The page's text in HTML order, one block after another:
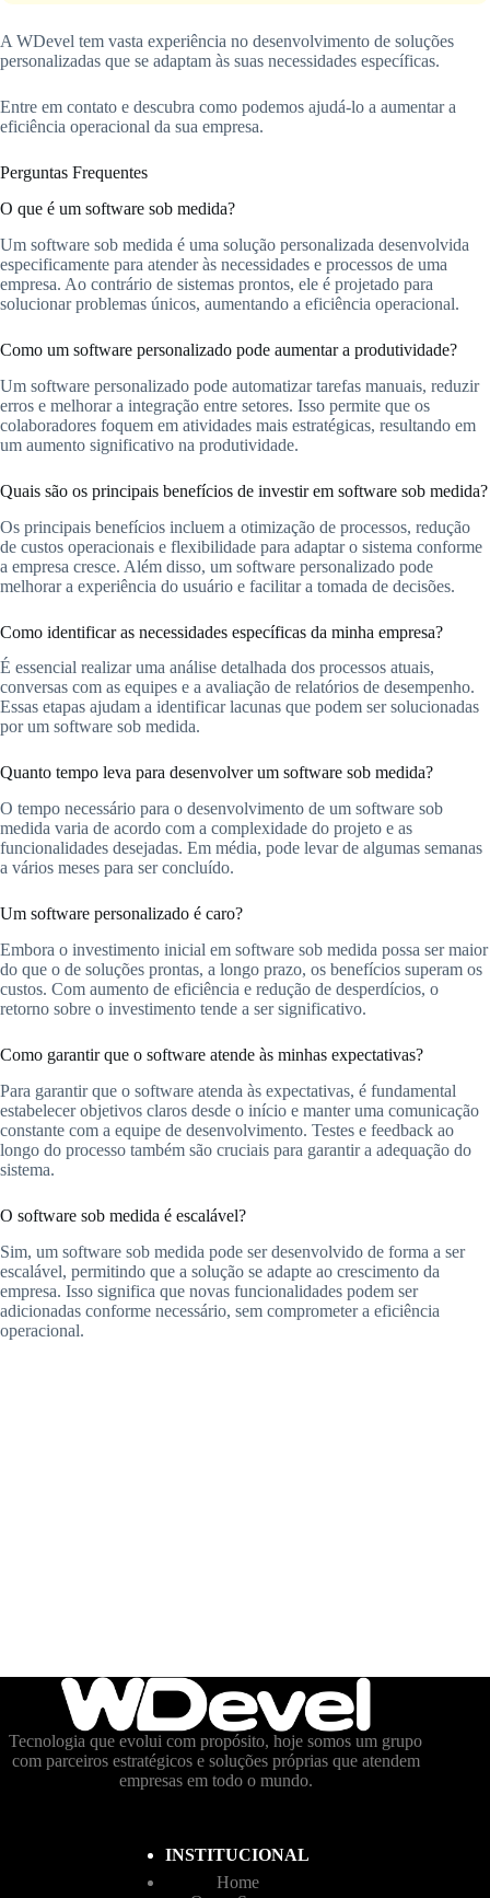
A WDevel tem vasta experiência no desenvolvimento de soluções
personalizadas que se adaptam às suas necessidades específicas.
Entre em contato e descubra como podemos ajudá-lo a aumentar a
eficiência operacional da sua empresa.
Perguntas Frequentes
O que é um software sob medida?
Um software sob medida é uma solução personalizada desenvolvida
especificamente para atender às necessidades e processos de uma
empresa. Ao contrário de sistemas prontos, ele é projetado para
solucionar problemas únicos, aumentando a eficiência operacional.
Como um software personalizado pode aumentar a produtividade?
Um software personalizado pode automatizar tarefas manuais, reduzir
erros e melhorar a integração entre setores. Isso permite que os
colaboradores foquem em atividades mais estratégicas, resultando em
um aumento significativo na produtividade.
Quais são os principais benefícios de investir em software sob medida?
Os principais benefícios incluem a otimização de processos, redução
de custos operacionais e flexibilidade para adaptar o sistema conforme
a empresa cresce. Além disso, um software personalizado pode
melhorar a experiência do usuário e facilitar a tomada de decisões.
Como identificar as necessidades específicas da minha empresa?
É essencial realizar uma análise detalhada dos processos atuais,
conversas com as equipes e a avaliação de relatórios de desempenho.
Essas etapas ajudam a identificar lacunas que podem ser solucionadas
por um software sob medida.
Quanto tempo leva para desenvolver um software sob medida?
O tempo necessário para o desenvolvimento de um software sob
medida varia de acordo com a complexidade do projeto e as
funcionalidades desejadas. Em média, pode levar de algumas semanas
a vários meses para ser concluído.
Um software personalizado é caro?
Embora o investimento inicial em software sob medida possa ser maior
do que o de soluções prontas, a longo prazo, os benefícios superam os
custos. Com aumento de eficiência e redução de desperdícios, o
retorno sobre o investimento tende a ser significativo.
Como garantir que o software atende às minhas expectativas?
Para garantir que o software atenda às expectativas, é fundamental
estabelecer objetivos claros desde o início e manter uma comunicação
constante com a equipe de desenvolvimento. Testes e feedback ao
longo do processo também são cruciais para garantir a adequação do
sistema.
O software sob medida é escalável?
Sim, um software sob medida pode ser desenvolvido de forma a ser
escalável, permitindo que a solução se adapte ao crescimento da
empresa. Isso significa que novas funcionalidades podem ser
adicionadas conforme necessário, sem comprometer a eficiência
operacional.
Tecnologia que evolui com propósito, hoje somos um grupo
com parceiros estratégicos e soluções próprias que atendem
empresas em todo o mundo.
INSTITUCIONAL
Home